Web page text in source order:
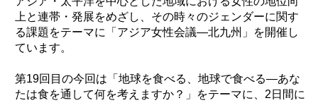
国連
調査・研究
プログラム開発
国際研修
環境
上と連帯・発展をめざし、その時々のジェンダーに関す
る課題をテーマに「アジア女性会議―北九州」を開催し
ています。
第19回目の今回は「地球を食べる、地球で食べる―あな
たは食を通して何を考えますか？」をテーマに、2日間に